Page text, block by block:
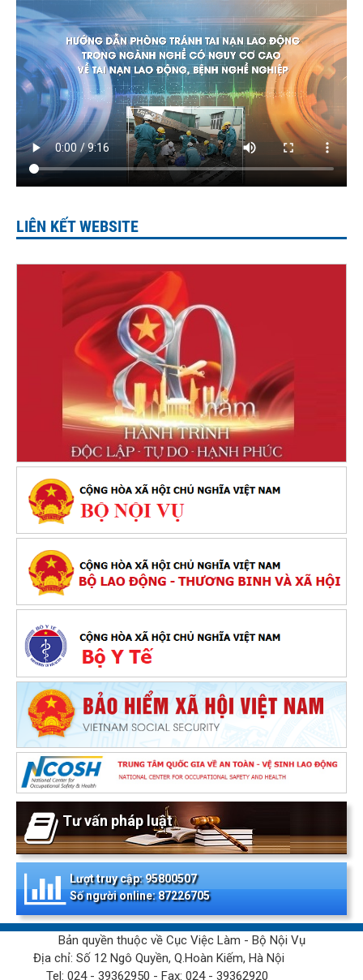
LIÊN KẾT WEBSITE
Tư vấn pháp luật
Lượt truy cập: 95800507
Số người online: 87226705
Bản quyền thuộc về Cục Việc Làm - Bộ Nội Vụ
Địa chỉ: Số 12 Ngô Quyền, Q.Hoàn Kiếm, Hà Nội
Tel: 024 - 39362950 - Fax: 024 - 39362920